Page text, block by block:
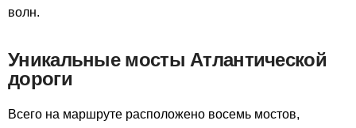
волн.
Уникальные мосты Атлантической
дороги
Всего на маршруте расположено восемь мостов,